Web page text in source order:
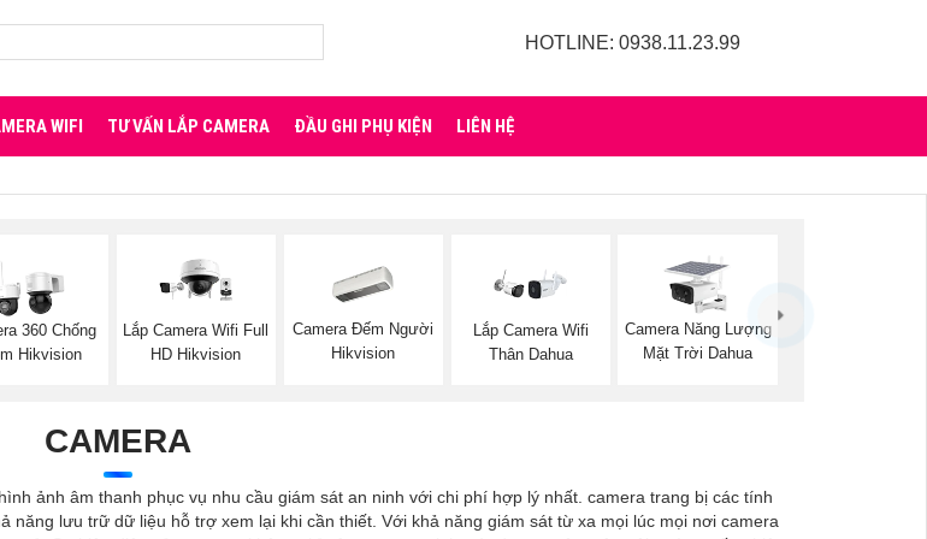
HOTLINE: 0938.11.23.99
WIFI TƯ VẤN LẮP CAMERA ĐẦU GHI PHỤ KIỆN LIÊN HỆ
360 Chống
Hikvision
Lắp Camera Wifi Full
HD Hikvision
Camera Đếm Người
Hikvision
Lắp Camera Wifi
Thân Dahua
Camera Năng Lượng
Mặt Trời Dahua
CAMERA
ảnh âm thanh phục vụ nhu cầu giám sát an ninh với chi phí hợp lý nhất. camera trang bị các tính
lưu trữ dữ liệu hỗ trợ xem lại khi cần thiết. Với khả năng giám sát từ xa mọi lúc mọi nơi camera